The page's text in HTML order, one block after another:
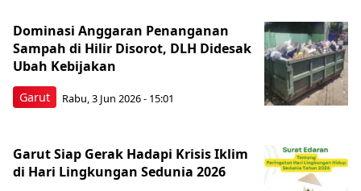
Garut
Dominasi Anggaran Penanganan
Sampah di Hilir Disorot, DLH Didesak
Ubah Kebijakan
Rabu, 3 Jun 2026 - 15:01
Garut Siap Gerak Hadapi Krisis Iklim
di Hari Lingkungan Sedunia 2026